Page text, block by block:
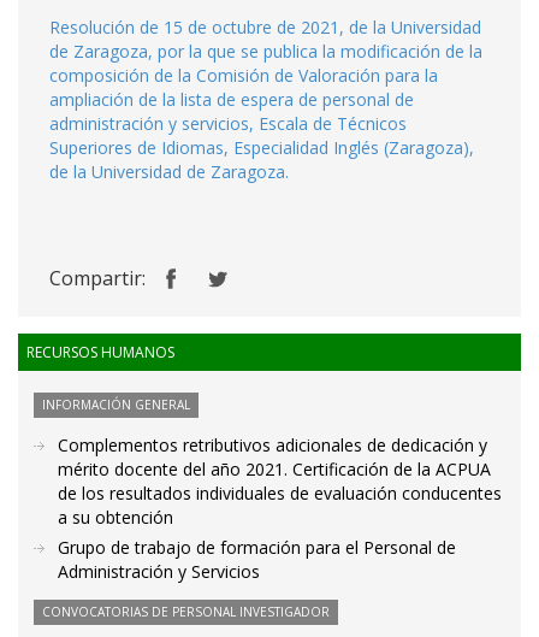
Resolución de 15 de octubre de 2021, de la Universidad
de Zaragoza, por la que se publica la modificación de la
composición de la Comisión de Valoración para la
ampliación de la lista de espera de personal de
administración y servicios, Escala de Técnicos
Superiores de Idiomas, Especialidad Inglés (Zaragoza),
de la Universidad de Zaragoza.
Compartir:
RECURSOS HUMANOS
INFORMACIÓN GENERAL
Complementos retributivos adicionales de dedicación y
mérito docente del año 2021. Certificación de la ACPUA
de los resultados individuales de evaluación conducentes
a su obtención
Grupo de trabajo de formación para el Personal de
Administración y Servicios
CONVOCATORIAS DE PERSONAL INVESTIGADOR